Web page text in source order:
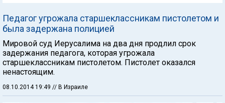
Педагог угрожала старшеклассникам пистолетом и
была задержана полицией
Мировой суд Иерусалима на два дня продлил срок
задержания педагога, которая угрожала
старшеклассникам пистолетом. Пистолет оказался
ненастоящим.
08.10.2014 19:49 // В Израиле